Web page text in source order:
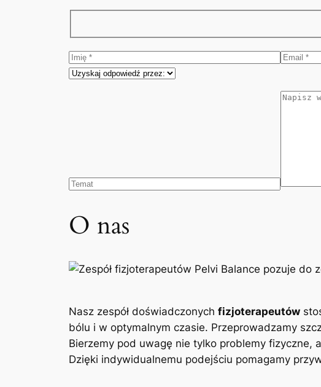
O nas
Nasz zespół doświadczonych fizjoterapeutów
bólu i w optymalnym czasie. Przeprowadzamy
Bierzemy pod uwagę nie tylko problemy fizyczne,
Dzięki indywidualnemu podejściu pomagamy